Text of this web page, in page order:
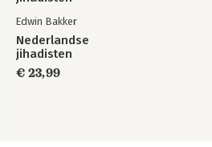
Edwin Bakker
Nederlandse
jihadisten
€ 23,99